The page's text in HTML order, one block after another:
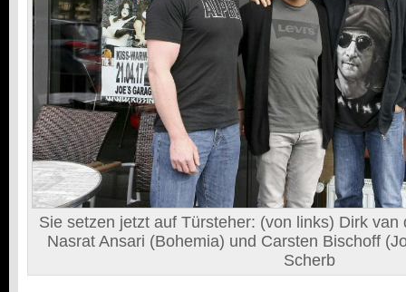
Sie setzen jetzt auf Türsteher: (von links) Dirk
Nasrat Ansari (Bohemia) und Carsten Bischoff
Scherb